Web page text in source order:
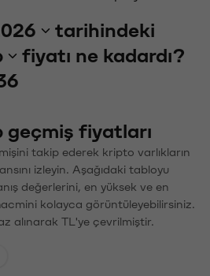
tarihindeki
fiyatı ne kadardı?
fiyatları
takip ederek kripto varlıkların
izleyin. Aşağıdaki tabloyu
değerlerini, en yüksek ve en
kolayca görüntüleyebilirsiniz.
alınarak TL'ye çevrilmiştir.